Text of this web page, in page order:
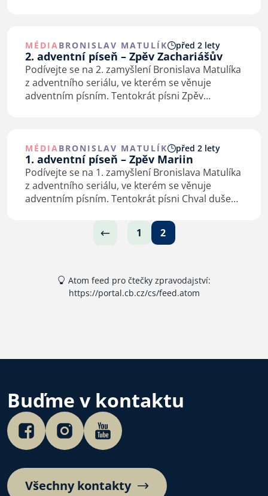
MÉDIABRONISLAV MATULÍK před 2 lety
2. adventní píseň – Zpěv Zachariášův
Podívejte se na 2. zamyšlení Bronislava Matulíka
z adventního seriálu, ve kterém se věnuje
adventním písním. Tentokrát písni Zpěv
MÉDIABRONISLAV MATULÍK před 2 lety
1. adventní píseň – Zpěv Mariin
Podívejte se na 1. zamyšlení Bronislava Matulíka
z adventního seriálu, ve kterém se věnuje
adventním písním. Tentokrát písni Chval duše
1 2
Atom feed pro čtečky zpravodajství:
https://portal.cb.cz/cs/feed.atom
Buďme v kontaktu
Všechny kontakty